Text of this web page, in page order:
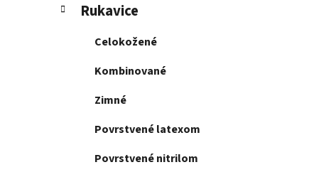
Rukavice
Celokožené
Kombinované
Zimné
Povrstvené latexom
Povrstvené nitrilom